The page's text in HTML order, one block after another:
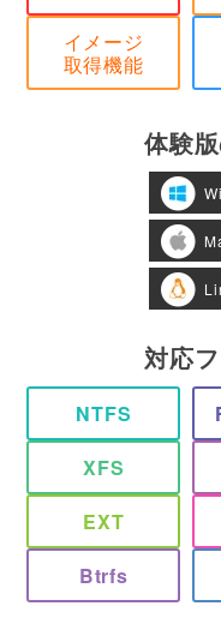
イメージ
取得機能
体験
対応
NTFS
XFS
EXT
Btrfs